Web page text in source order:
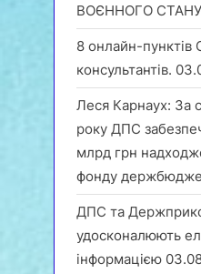
ВОЄННОГО СТАНУ
8 онлайн-пунктів
консультантів.
Леся Карнаух: За
року ДПС
млрд грн
фонду
ДПС та
удосконалюють
інформацією